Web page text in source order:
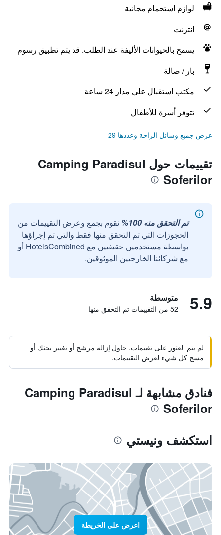
لوازم استحمام مجانية
انترنت
يسمح بالحيوانات الأليفة عند الطلب. قد يتم تطبيق رسوم
بار / صالة
مكتب استقبال على مدار 24 ساعة
تتوفر أسرة للأطفال
عرض جميع وسائل الراحة وعددها 29
تقييمات حول Camping Paradisul
Soferilor
تم التحقق منه 100%
نقوم بجمع وعرض التقييمات من
الحجوزات التي تم التحقق منها فقط والتي تم إجراؤها
بواسطة مستخدمين حقيقيين مع HotelsCombined أو
مع شركائنا الخارجيين الموثوقين.
5.9 متوسطة
52 من التقييمات تم التحقق منها
لم يتم العثور على تقييمات. حاول إزالة مرشح أو تغيير بحثك أو
مسح كل شيء لعرض التقييمات.
فنادق مشابهة لـ Camping Paradisul
Soferilor
استكشف ونيستي
اعرض على الخريطة